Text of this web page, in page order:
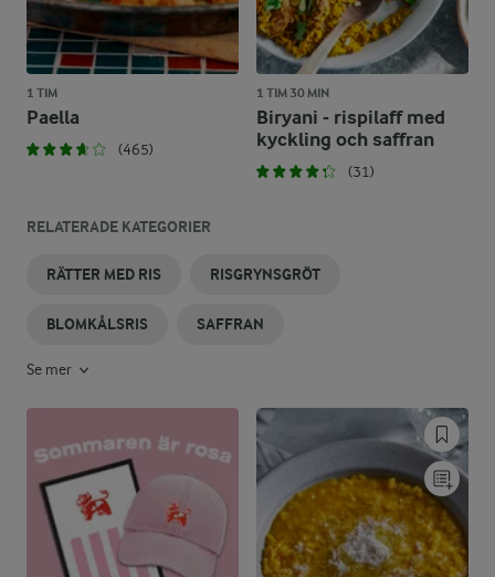
1 TIM
Paella
(465)
1 TIM 30 MIN
Biryani - rispilaff med
kyckling och saffran
(31)
RELATERADE KATEGORIER
RÄTTER MED RIS RISGRYNSGRÖT
BLOMKÅLSRIS SAFFRAN
Se mer